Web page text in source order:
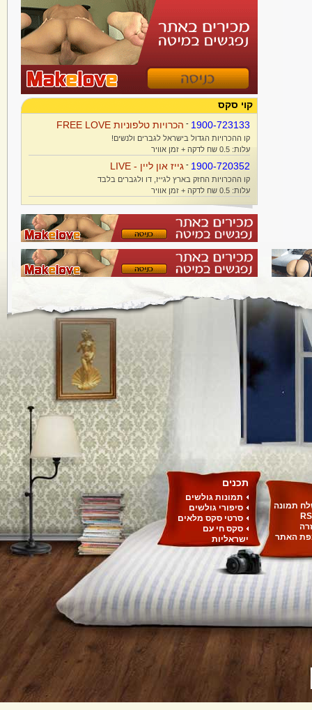
קוי סקס
1900-723133
- הכרויות טלפוניות FREE LOVE
קו ההכרויות הגדול בישראל לגברים ולנשים!
עלות: 0.5 שח לדקה + זמן אוויר
1900-720352
- גייז און ליין - LIVE
קו ההכרויות החזק בארץ לגייז, דו ולגברים בלבד
עלות: 0.5 שח לדקה + זמן אוויר
תמונה
האתר
תכנים
תמונות גולשים
סיפורי גולשים
סרטי סקס מלאים
סקס חי עם
ישראליות